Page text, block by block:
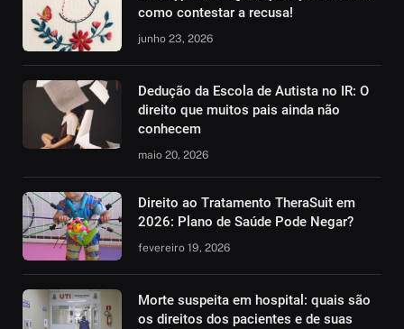
como contestar a recusa!
junho 23, 2026
Dedução da Escola de Autista no IR: O
direito que muitos pais ainda não
conhecem
maio 20, 2026
Direito ao Tratamento TheraSuit em
2026: Plano de Saúde Pode Negar?
fevereiro 19, 2026
Morte suspeita em hospital: quais são
os direitos dos pacientes e de suas